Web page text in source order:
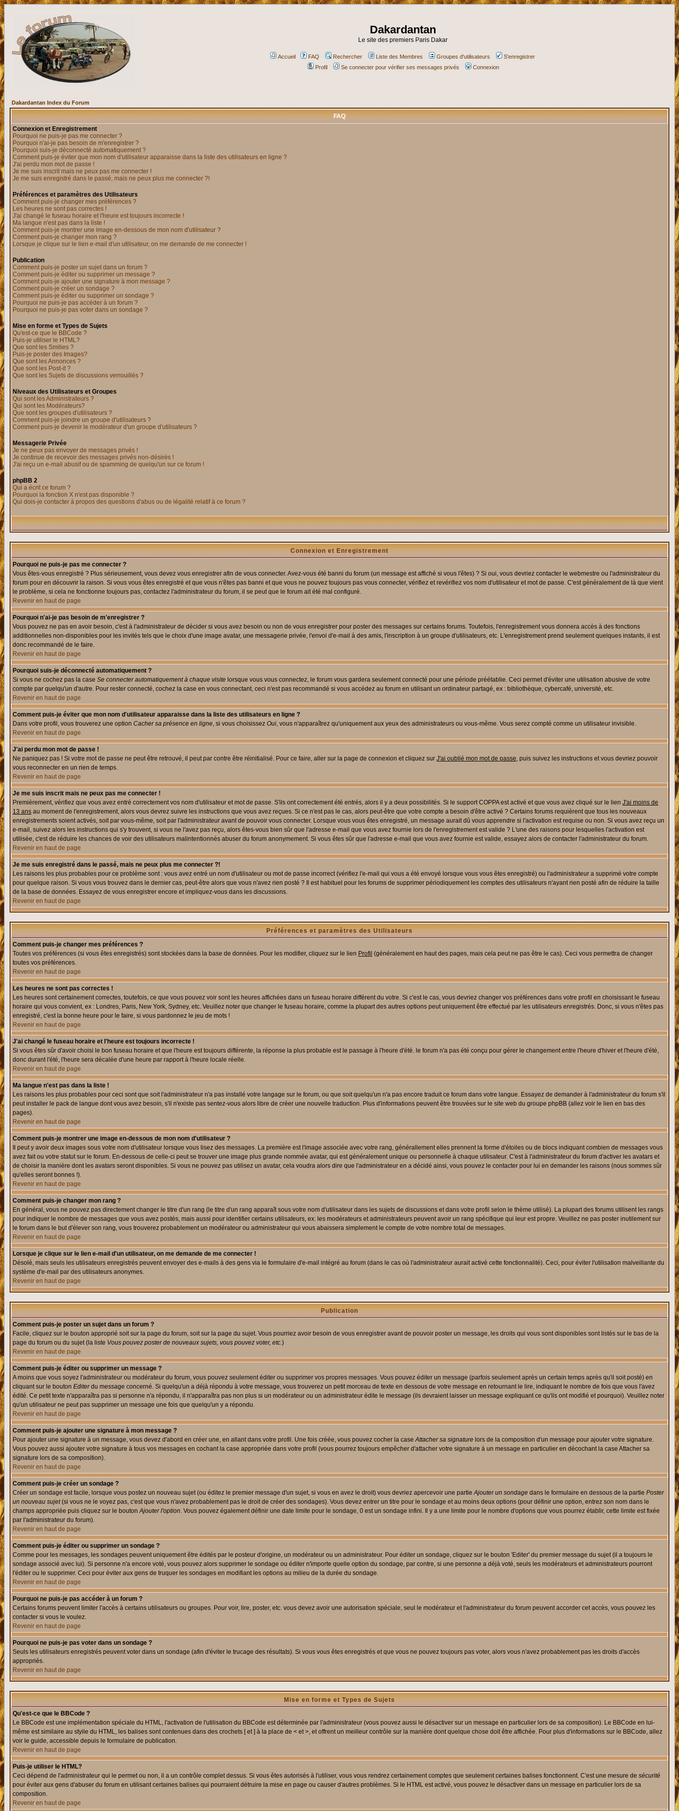
Dakardantan
Le site des premiers Paris Dakar
Accueil FAQ Rechercher Liste des Membres Groupes d'utilisateurs
S'enregistrer
Profil
Se connecter pour vérifier ses messages privés Connexion
Dakardantan Index du Forum
FAQ
Connexion et Enregistrement
Pourquoi ne puis-je pas me connecter ?
Pourquoi n'ai-je pas besoin de m'enregistrer ?
Pourquoi suis-je déconnecté automatiquement ?
Comment puis-je éviter que mon nom d'utilisateur apparaisse dans la liste des utilisateurs en ligne ?
J'ai perdu mon mot de passe !
Je me suis inscrit mais ne peux pas me connecter !
Je me suis enregistré dans le passé, mais ne peux plus me connecter ?!
Préférences et paramètres des Utilisateurs
Comment puis-je changer mes préférences ?
Les heures ne sont pas correctes !
J'ai changé le fuseau horaire et l'heure est toujours incorrecte !
Ma langue n'est pas dans la liste !
Comment puis-je montrer une image en-dessous de mon nom d'utilisateur ?
Comment puis-je changer mon rang ?
Lorsque je clique sur le lien e-mail d'un utilisateur, on me demande de me connecter !
Publication
Comment puis-je poster un sujet dans un forum ?
Comment puis-je éditer ou supprimer un message ?
Comment puis-je ajouter une signature à mon message ?
Comment puis-je créer un sondage ?
Comment puis-je éditer ou supprimer un sondage ?
Pourquoi ne puis-je pas accéder à un forum ?
Pourquoi ne puis-je pas voter dans un sondage ?
Mise en forme et Types de Sujets
Qu'est-ce que le BBCode ?
Puis-je utiliser le HTML?
Que sont les Smilies ?
Puis-je poster des Images?
Que sont les Annonces ?
Que sont les Post-it ?
Que sont les Sujets de discussions verrouillés ?
Niveaux des Utilisateurs et Groupes
Qui sont les Administrateurs ?
Qui sont les Modérateurs?
Que sont les groupes d'utilisateurs ?
Comment puis-je joindre un groupe d'utilisateurs ?
Comment puis-je devenir le modérateur d'un groupe d'utilisateurs ?
Messagerie Privée
Je ne peux pas envoyer de messages privés !
Je continue de recevoir des messages privés non-désirés !
J'ai reçu un e-mail abusif ou de spamming de quelqu'un sur ce forum !
phpBB 2
Qui a écrit ce forum ?
Pourquoi la fonction X n'est pas disponible ?
Qui dois-je contacter à propos des questions d'abus ou de légalité relatif à ce forum ?
Connexion et Enregistrement
Pourquoi ne puis-je pas me connecter ?
Vous êtes-vous enregistré ? Plus sérieusement, vous devez vous enregistrer afin de vous connecter. Avez-vous été banni du forum (un message est affiché si vous l'êtes) ? Si oui, vous devriez contacter le webmestre ou l'administrateur du
forum pour en découvrir la raison. Si vous vous êtes enregistré et que vous n'êtes pas banni et que vous ne pouvez toujours pas vous connecter, vérifiez et revérifiez vos nom d'utilisateur et mot de passe. C'est généralement de là que vient
le problème, si cela ne fonctionne toujours pas, contactez l'administrateur du forum, il se peut que le forum ait été mal configuré.
Revenir en haut de page
Pourquoi n'ai-je pas besoin de m'enregistrer ?
Vous pouvez ne pas en avoir besoin, c'est à l'administrateur de décider si vous avez besoin ou non de vous enregistrer pour poster des messages sur certains forums. Toutefois, l'enregistrement vous donnera accès à des fonctions
additionnelles non-disponibles pour les invités tels que le choix d'une image avatar, une messagerie privée, l'envoi d'e-mail à des amis, l'inscription à un groupe d'utilisateurs, etc. L'enregistrement prend seulement quelques instants, il est
donc recommandé de le faire.
Revenir en haut de page
Pourquoi suis-je déconnecté automatiquement ?
Si vous ne cochez pas la case Se connecter automatiquement à chaque visite lorsque vous vous connectez, le forum vous gardera seulement connecté pour une période préétablie. Ceci permet d'éviter une utilisation abusive de votre
compte par quelqu'un d'autre. Pour rester connecté, cochez la case en vous connectant, ceci n'est pas recommandé si vous accédez au forum en utilisant un ordinateur partagé, ex : bibliothèque, cybercafé, université, etc.
Revenir en haut de page
Comment puis-je éviter que mon nom d'utilisateur apparaisse dans la liste des utilisateurs en ligne ?
Dans votre profil, vous trouverez une option Cacher sa présence en ligne, si vous choisissez Oui, vous n'apparaîtrez qu'uniquement aux yeux des administrateurs ou vous-même. Vous serez compté comme un utilisateur invisible.
Revenir en haut de page
J'ai perdu mon mot de passe !
Ne paniquez pas ! Si votre mot de passe ne peut être retrouvé, il peut par contre être réinitialisé. Pour ce faire, aller sur la page de connexion et cliquez sur J'ai oublié mon mot de passe, puis suivez les instructions et vous devriez pouvoir
vous reconnecter en un rien de temps.
Revenir en haut de page
Je me suis inscrit mais ne peux pas me connecter !
Premièrement, vérifiez que vous avez entré correctement vos nom d'utilisateur et mot de passe. S'ils ont correctement été entrés, alors il y a deux possibilités. Si le support COPPA est activé et que vous avez cliqué sur le lien J'ai moins de
13 ans au moment de l'enregistrement, alors vous devrez suivre les instructions que vous avez reçues. Si ce n'est pas le cas, alors peut-être que votre compte a besoin d'être activé ? Certains forums requièrent que tous les nouveaux
enregistrements soient activés, soit par vous-même, soit par l'administrateur avant de pouvoir vous connecter. Lorsque vous vous êtes enregistré, un message aurait dû vous apprendre si l'activation est requise ou non. Si vous avez reçu un
e-mail, suivez alors les instructions qui s'y trouvent, si vous ne l'avez pas reçu, alors êtes-vous bien sûr que l'adresse e-mail que vous avez fournie lors de l'enregistrement est valide ? L'une des raisons pour lesquelles l'activation est
utilisée, c'est de réduire les chances de voir des utilisateurs malintentionnés abuser du forum anonymement. Si vous êtes sûr que l'adresse e-mail que vous avez fournie est valide, essayez alors de contacter l'administrateur du forum.
Revenir en haut de page
Je me suis enregistré dans le passé, mais ne peux plus me connecter ?!
Les raisons les plus probables pour ce problème sont : vous avez entré un nom d'utilisateur ou mot de passe incorrect (vérifiez l'e-mail qui vous a été envoyé lorsque vous vous êtes enregistré) ou l'administrateur a supprimé votre compte
pour quelque raison. Si vous vous trouvez dans le dernier cas, peut-être alors que vous n'avez rien posté ? Il est habituel pour les forums de supprimer périodiquement les comptes des utilisateurs n'ayant rien posté afin de réduire la taille
de la base de données. Essayez de vous enregistrer encore et impliquez-vous dans les discussions.
Revenir en haut de page
Préférences et paramètres des Utilisateurs
Comment puis-je changer mes préférences ?
Toutes vos préférences (si vous êtes enregistrés) sont stockées dans la base de données. Pour les modifier, cliquez sur le lien Profil (généralement en haut des pages, mais cela peut ne pas être le cas). Ceci vous permettra de changer
toutes vos préférences.
Revenir en haut de page
Les heures ne sont pas correctes !
Les heures sont certainement correctes, toutefois, ce que vous pouvez voir sont les heures affichées dans un fuseau horaire différent du votre. Si c'est le cas, vous devriez changer vos préférences dans votre profil en choisissant le fuseau
horaire qui vous convient, ex : Londres, Paris, New York, Sydney, etc. Veuillez noter que changer le fuseau horaire, comme la plupart des autres options peut uniquement être effectué par les utilisateurs enregistrés. Donc, si vous n'êtes pas
enregistré, c'est la bonne heure pour le faire, si vous pardonnez le jeu de mots !
Revenir en haut de page
J'ai changé le fuseau horaire et l'heure est toujours incorrecte !
Si vous êtes sûr d'avoir choisi le bon fuseau horaire et que l'heure est toujours différente, la réponse la plus probable est le passage à l'heure d'été. le forum n'a pas été conçu pour gérer le changement entre l'heure d'hiver et l'heure d'été,
donc durant l'été, l'heure sera décalée d'une heure par rapport à l'heure locale réelle.
Revenir en haut de page
Ma langue n'est pas dans la liste !
Les raisons les plus probables pour ceci sont que soit l'administrateur n'a pas installé votre langage sur le forum, ou que soit quelqu'un n'a pas encore traduit ce forum dans votre langue. Essayez de demander à l'administrateur du forum s'il
peut installer le pack de langue dont vous avez besoin, s'il n'existe pas sentez-vous alors libre de créer une nouvelle traduction. Plus d'informations peuvent être trouvées sur le site web du groupe phpBB (allez voir le lien en bas des
pages).
Revenir en haut de page
Comment puis-je montrer une image en-dessous de mon nom d'utilisateur ?
Il peut y avoir deux images sous votre nom d'utilisateur lorsque vous lisez des messages. La première est l'image associée avec votre rang, générallement elles prennent la forme d'étoiles ou de blocs indiquant combien de messages vous
avez fait ou votre statut sur le forum. En-dessous de celle-ci peut se trouver une image plus grande nommée avatar, qui est généralement unique ou personnelle à chaque utilisateur. C'est à l'administrateur du forum d'activer les avatars et
de choisir la manière dont les avatars seront disponibles. Si vous ne pouvez pas utilisez un avatar, cela voudra alors dire que l'administrateur en a décidé ainsi, vous pouvez le contacter pour lui en demander les raisons (nous sommes sûr
qu'elles seront bonnes !).
Revenir en haut de page
Comment puis-je changer mon rang ?
En général, vous ne pouvez pas directement changer le titre d'un rang (le titre d'un rang apparaît sous votre nom d'utilisateur dans les sujets de discussions et dans votre profil selon le thème utilisé). La plupart des forums utilisent les rangs
pour indiquer le nombre de messages que vous avez postés, mais aussi pour identifier certains utilisateurs, ex: les modérateurs et administrateurs peuvent avoir un rang spécifique qui leur est propre. Veuillez ne pas poster inutilement sur
le forum dans le but d'élever son rang, vous trouverez probablement un modérateur ou administrateur qui vous abaissera simplement le compte de votre nombre total de messages.
Revenir en haut de page
Lorsque je clique sur le lien e-mail d'un utilisateur, on me demande de me connecter !
Désolé, mais seuls les utilisateurs enregistrés peuvent envoyer des e-mails à des gens via le formulaire d'e-mail intégré au forum (dans le cas où l'administrateur aurait activé cette fonctionnalité). Ceci, pour éviter l'utilisation malveillante du
système d'e-mail par des utilisateurs anonymes.
Revenir en haut de page
Publication
Comment puis-je poster un sujet dans un forum ?
Facile, cliquez sur le bouton approprié soit sur la page du forum, soit sur la page du sujet. Vous pourriez avoir besoin de vous enregistrer avant de pouvoir poster un message, les droits qui vous sont disponibles sont listés sur le bas de la
page du forum ou du sujet (la liste Vous pouvez poster de nouveaux sujets, vous pouvez voter, etc.)
Revenir en haut de page
Comment puis-je éditer ou supprimer un message ?
A moins que vous soyez l'administrateur ou modérateur du forum, vous pouvez seulement éditer ou supprimer vos propres messages. Vous pouvez éditer un message (parfois seulement après un certain temps après qu'il soit posté) en
cliquant sur le bouton Editerdu message concerné. Si quelqu'un a déjà répondu à votre message, vous trouverez un petit morceau de texte en dessous de votre message en retournant le lire, indiquant le nombre de fois que vous l'avez
édité. Ce petit texte n'apparaîtra pas si personne n'a répondu, il n'apparaîtra pas non plus si un modérateur ou un administrateur édite le message (ils devraient laisser un message expliquant ce qu'ils ont modifié et pourquoi). Veuillez noter
qu'un utilisateur ne peut pas supprimer un message une fois que quelqu'un y a répondu.
Revenir en haut de page
Comment puis-je ajouter une signature à mon message ?
Pour ajouter une signature à un message, vous devez d'abord en créer une, en allant dans votre profil. Une fois créée, vous pouvez cocher la caseAttacher sa signature lors de la composition d'un message pour ajouter votre signature.
Vous pouvez aussi ajouter votre signature à tous vos messages en cochant la case appropriée dans votre profil (vous pourrez toujours empêcher d'attacher votre signature à un message en particulier en décochant la case Attacher sa
signature lors de sa composition).
Revenir en haut de page
Comment puis-je créer un sondage ?
Créer un sondage est facile, lorsque vous postez un nouveau sujet (ou éditez le premier message d'un sujet, si vous en avez le droit) vous devriez apercevoir une partieAjouter un sondage dans le formulaire en dessous de la partie Poster
un nouveau sujet(si vous ne le voyez pas, c'est que vous n'avez probablement pas le droit de créer des sondages). Vous devez entrer un titre pour le sondage et au moins deux options (pour définir une option, entrez son nom dans le
champs appropriée puis cliquez sur le boutonAjouter l'option. Vous pouvez également définir une date limite pour le sondage, 0 est un sondage infini. Il y a une limite pour le nombre d'options que vous pourrez établir, cette limite est fixée
par l'administrateur du forum).
Revenir en haut de page
Comment puis-je éditer ou supprimer un sondage ?
Comme pour les messages, les sondages peuvent uniquement être édités par le posteur d'origine, un modérateur ou un administrateur. Pour éditer un sondage, cliquez sur le bouton 'Editer' du premier message du sujet (il a toujours le
sondage associé avec lui). Si personne n'a encore voté, vous pouvez alors supprimer le sondage ou éditer n'importe quelle option du sondage, par contre, si une personne a déjà voté, seuls les modérateurs et administrateurs pourront
l'éditer ou le supprimer. Ceci pour éviter aux gens de truquer les sondages en modifiant les options au milieu de la durée du sondage.
Revenir en haut de page
Pourquoi ne puis-je pas accéder à un forum ?
Certains forums peuvent limiter l'accès à certains utilisateurs ou groupes. Pour voir, lire, poster, etc. vous devez avoir une autorisation spéciale, seul le modérateur et l'administrateur du forum peuvent accorder cet accès, vous pouvez les
contacter si vous le voulez.
Revenir en haut de page
Pourquoi ne puis-je pas voter dans un sondage ?
Seuls les utilisateurs enregistrés peuvent voter dans un sondage (afin d'éviter le trucage des résultats). Si vous vous êtes enregistrés et que vous ne pouvez toujours pas voter, alors vous n'avez probablement pas les droits d'accès
appropriés.
Revenir en haut de page
Mise en forme et Types de Sujets
Qu'est-ce que le BBCode ?
Le BBCode est une implémentation spéciale du HTML, l'activation de l'utilisation du BBCode est déterminée par l'administrateur (vous pouvez aussi le désactiver sur un message en particulier lors de sa composition). Le BBCode en lui-
même est similaire au styile du HTML, les balises sont contenues dans des crochets [ et ] à la place de < et >, et offrent un meilleur contrôle sur la manière dont quelque chose doit être affichée. Pour plus d'informations sur le BBCode, allez
voir le guide, accessible depuis le formulaire de publication.
Revenir en haut de page
Puis-je utiliser le HTML?
Ceci dépend de l'administrateur qui le permet ou non, il a un contrôle complet dessus. Si vous êtes autorisés à l'utiliser, vous vous rendrez certainement comptes que seulement certaines balises fonctionnent. C'est une mesure de sécurité
pour éviter aux gens d'abuser du forum en utilisant certaines balises qui pourraient détruire la mise en page ou causer d'autres problèmes. Si le HTML est activé, vous pouvez le désactiver dans un message en particulier lors de sa
composition.
Revenir en haut de page